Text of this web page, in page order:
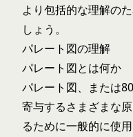
より包括的な理解の
しょう。
パレート図の理解
パレート図とは何か
パレート図、または
寄与するさまざまな
るために一般的に使